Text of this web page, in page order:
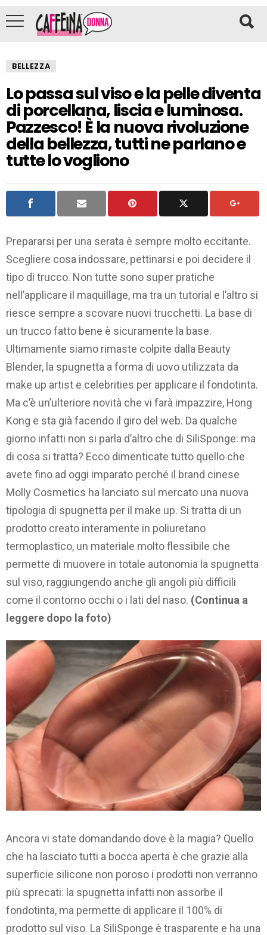
BELLEZZA
Lo passa sul viso e la pelle diventa
di porcellana, liscia e luminosa.
Pazzesco! È la nuova rivoluzione
della bellezza, tutti ne parlano e
tutte lo vogliono
Prepararsi per una serata è sempre molto eccitante.
Scegliere cosa indossare, pettinarsi e poi decidere il
tipo di trucco. Non tutte sono super pratiche
nell’applicare il maquillage, ma tra un tutorial e l’altro si
riesce sempre a scovare nuovi trucchetti. La base di
un trucco fatto bene è sicuramente la base.
Ultimamente siamo rimaste colpite dalla Beauty
Blender, la spugnetta a forma di uovo utilizzata da
make up artist e celebrities per applicare il fondotinta.
Ma c’è un’ulteriore novità che vi farà impazzire, Hong
Kong e sta già facendo il giro del web. Da qualche
giorno infatti non si parla d’altro che di SiliSponge: ma
di cosa si tratta? Ecco dimenticate tutto quello che
avete fino ad oggi imparato perché il brand cinese
Molly Cosmetics ha lanciato sul mercato una nuova
tipologia di spugnetta per il make up. Si tratta di un
prodotto creato interamente in poliuretano
termoplastico, un materiale molto flessibile che
permette di muovere in totale autonomia la spugnetta
sul viso, raggiungendo anche gli angoli più difficili
come il contorno occhi o i lati del naso. (Continua a
leggere dopo la foto)
Ancora vi state domandando dove è la magia? Quello
che ha lasciato tutti a bocca aperta è che grazie alla
superficie silicone non poroso i prodotti non verranno
più sprecati: la spugnetta infatti non assorbe il
fondotinta, ma permette di applicare il 100% di
prodotto sul viso. La SiliSponge è trasparente e ha una